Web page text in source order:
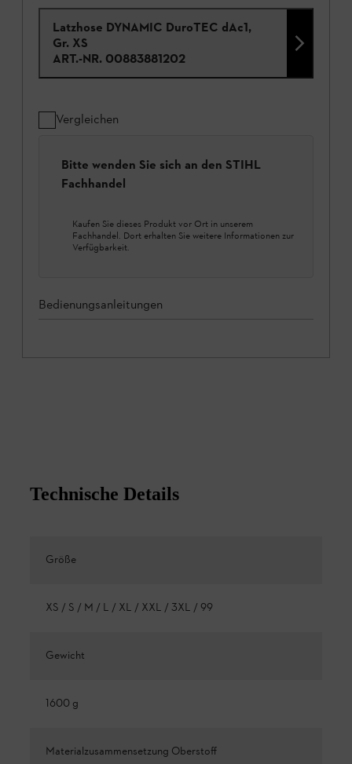
Latzhose DYNAMIC DuroTEC dAc1,
Gr. XS
ART.-NR. 00883881202
Vergleichen
Bitte wenden Sie sich an den STIHL
Fachhandel
Kaufen Sie dieses Produkt vor Ort in unserem
Fachhandel. Dort erhalten Sie weitere Informationen zur
Verfügbarkeit.
Bedienungsanleitungen
Technische Details
Größe
XS / S / M / L / XL / XXL / 3XL / 99
Gewicht
1600 g
Materialzusammensetzung Oberstoff